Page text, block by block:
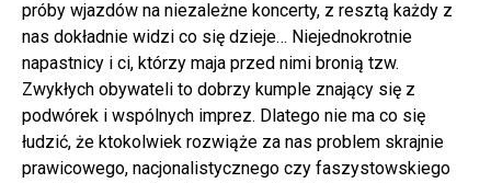
próby wjazdów na niezależne koncerty, z resztą każdy z
nas dokładnie widzi co się dzieje… Niejednokrotnie
napastnicy i ci, którzy maja przed nimi bronią tzw.
Zwykłych obywateli to dobrzy kumple znający się z
podwórek i wspólnych imprez. Dlatego nie ma co się
łudzić, że ktokolwiek rozwiąże za nas problem skrajnie
prawicowego, nacjonalistycznego czy faszystowskiego